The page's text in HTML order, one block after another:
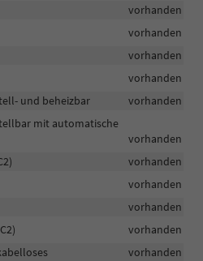
vorhanden
vorhanden
vorhanden
vorhanden
und beheizbar
vorhanden
mit automatische
vorhanden
vorhanden
vorhanden
vorhanden
vorhanden
vorhanden